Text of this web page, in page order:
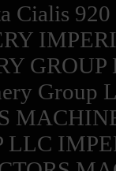
Cialis
Group
LLC